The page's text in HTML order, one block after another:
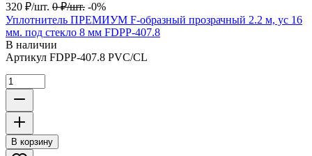
320 ₽/шт. 0 ₽/шт. -0%
Уплотнитель ПРЕМИУМ F-образный прозрачный 2.2 м, ус 16
мм. под стекло 8 мм FDPP-407.8
В наличии
Артикул FDPP-407.8 PVC/CL
В корзину